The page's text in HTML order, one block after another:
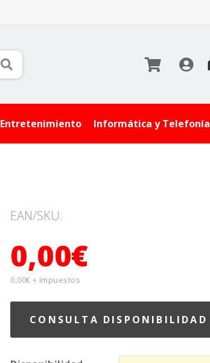
Entretenimiento Informática y Telefonía
EAN/SKU:
0,00€
0,00€ + Impuestos
CONSULTA DISPONIBILIDAD